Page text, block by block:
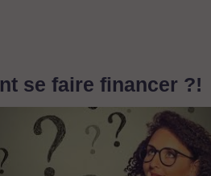
se faire financer ?!